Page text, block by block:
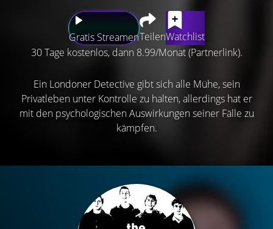
Gratis StreamenTeilenWatchlist
30 Tage kostenlos, dann 8.99/Monat (Partnerlink).
Ein Londoner Detective gibt sich alle Mühe, sein
Privatleben unter Kontrolle zu halten, allerdings hat er
mit den psychologischen Auswirkungen seiner Fälle zu
kämpfen.